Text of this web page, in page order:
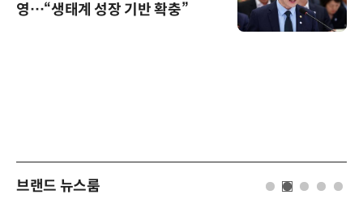
영…“생태계 성장 기반 확충”
브랜드 뉴스룸